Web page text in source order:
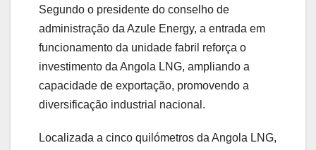
Segundo o presidente do conselho de
administração da Azule Energy, a entrada em
funcionamento da unidade fabril reforça o
investimento da Angola LNG, ampliando a
capacidade de exportação, promovendo a
diversificação industrial nacional.
Localizada a cinco quilómetros da Angola LNG,